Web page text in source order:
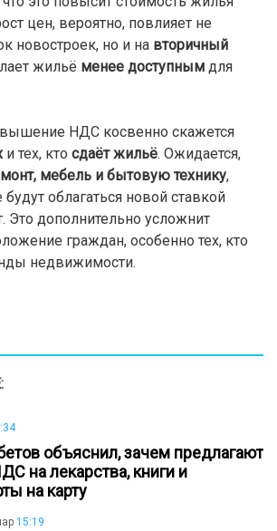
цен, вероятно, повлияет не
новостроек, но и на вторичный
жильё менее доступным для
НДС косвенно скажется
и тех, кто сдаёт жильё. Ожидается,
мебель и бытовую технику,
облагаться новой ставкой
Это дополнительно усложнит
граждан, особенно тех, кто
недвижимости.
объяснил, зачем предлагают
на лекарства, книги и
на карту
15:19